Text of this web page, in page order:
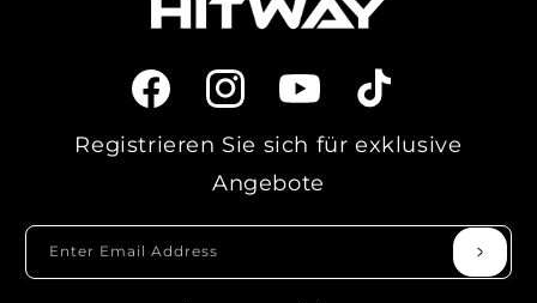
FacebookInstagramYouTube TikTok
Registrieren Sie sich für exklusive
Angebote
Enter Email Address